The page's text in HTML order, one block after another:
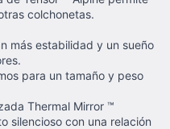
colchonetas.
más estabilidad y un sueño
para un tamaño y peso
Thermal Mirror ™
silencioso con una relación